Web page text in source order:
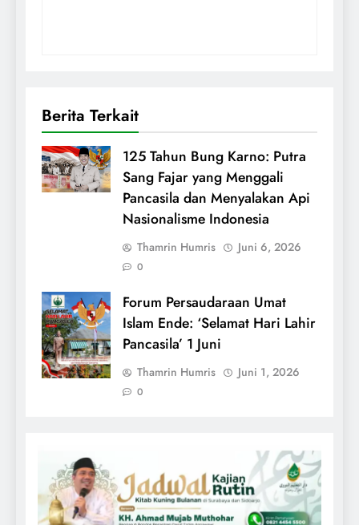
Berita Terkait
125 Tahun Bung Karno: Putra
Sang Fajar yang Menggali
Pancasila dan Menyalakan Api
Nasionalisme Indonesia
Thamrin Humris Juni 6, 2026
0
Forum Persaudaraan Umat
Islam Ende: ‘Selamat Hari Lahir
Pancasila’ 1 Juni
Thamrin Humris Juni 1, 2026
0